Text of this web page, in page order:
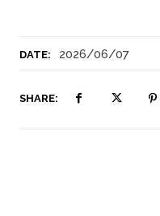
DATE: 2026/06/07
SHARE: